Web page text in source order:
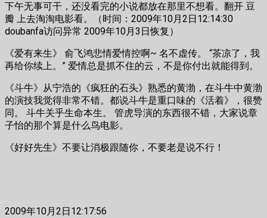
下午无事可干，还没看完的小说都放在那里不想看。翻开 豆
瓣 上去淘淘电影看。（时间：2009年10月2日12:14:30
doubanfa访问异常 2009年10月3日恢复）
《爱有来生》 俞飞鸿悲情爱情控啊~ 名不虚传。 “茶凉了，我
再给你续上。” 爱情总是抓不住的云，不是你付出就能得到。
《斗牛》从宁浩的《疯狂的石头》熟悉的黄渤，在斗牛中黄渤
的演技我觉得非常不错。都说斗牛是重口味的《活着》，很赞
同。 斗牛关乎生命本生。 管虎导演的东西很不错，大家说章
子怡的那个算是什么鸟电影。
《好好先生》不要让消极跟随你，不要老是说不行！
2009年10月2日12:17:56